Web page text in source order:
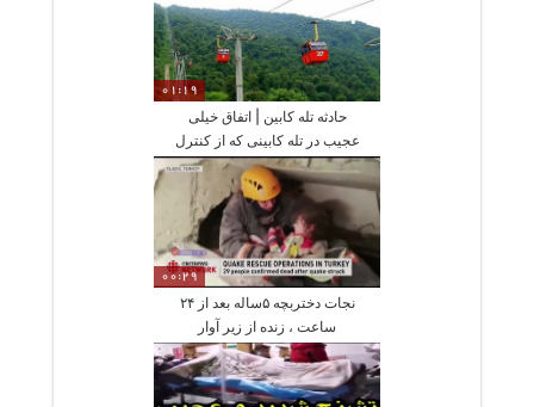
01:19
حادثه تله کابین | اتفاق خیلی
عجیب در تله کابینی که از کنترل
خارج شد
00:29
نجات دختربچه ۵ساله بعد از ۲۴
ساعت ، زنده از زیر آوار